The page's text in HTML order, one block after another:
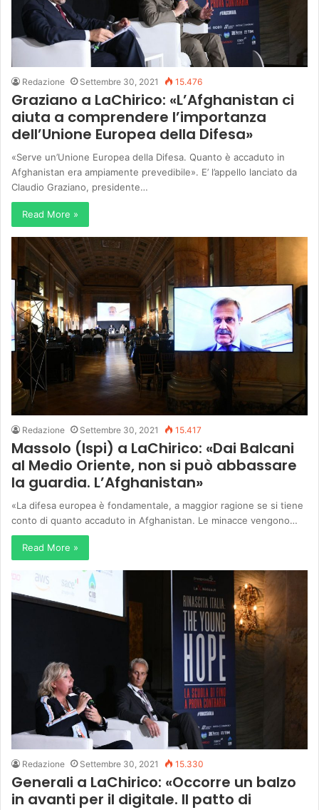
Redazione Settembre 30, 2021 15.476
Graziano a LaChirico: «L’Afghanistan ci
aiuta a comprendere l’importanza
dell’Unione Europea della Difesa»
«Serve un’Unione Europea della Difesa. Quanto è accaduto in
Afghanistan era ampiamente prevedibile». E’ l’appello lanciato da
Claudio Graziano, presidente…
Read More »
Redazione Settembre 30, 2021 15.417
Massolo (Ispi) a LaChirico: «Dai Balcani
al Medio Oriente, non si può abbassare
la guardia. L’Afghanistan»
«La difesa europea è fondamentale, a maggior ragione se si tiene
conto di quanto accaduto in Afghanistan. Le minacce vengono…
Read More »
Redazione Settembre 30, 2021 15.330
Generali a LaChirico: «Occorre un balzo
in avanti per il digitale. Il patto di